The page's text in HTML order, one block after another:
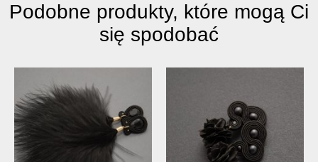
Podobne produkty, które mogą Ci
się spodobać